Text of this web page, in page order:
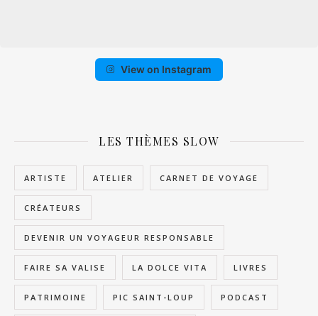
View on Instagram
LES THÈMES SLOW
ARTISTE ATELIER CARNET DE VOYAGE
CRÉATEURS
DEVENIR UN VOYAGEUR RESPONSABLE
FAIRE SA VALISE LA DOLCE VITA LIVRES
PATRIMOINE PIC SAINT-LOUP PODCAST